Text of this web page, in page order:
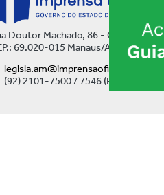
Doutor Machado, 86 - Centro
69.020-015 Manaus/AM
legisla.am@imprensaoficial.am.gov.br
(92) 2101-7500 / 7546 (Ramal)